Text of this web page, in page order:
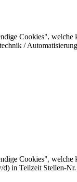
Cookies",
/
Cookies",
in Teilzeit Stellen-